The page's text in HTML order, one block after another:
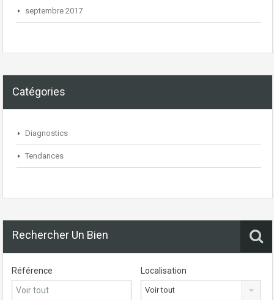
septembre 2017
Catégories
Diagnostics
Tendances
Rechercher Un Bien
Référence Localisation
Voir tout